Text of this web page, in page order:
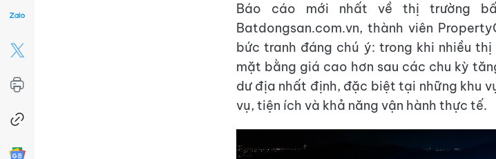
Báo cáo mới nhất về thị trường
Batdongsan.com.vn, thành viên
bức tranh đáng chú ý: trong khi nhiều
mặt bằng giá cao hơn sau các chu kỳ
dư địa nhất định, đặc biệt tại những khu
vụ, tiện ích và khả năng vận hành thực tế.